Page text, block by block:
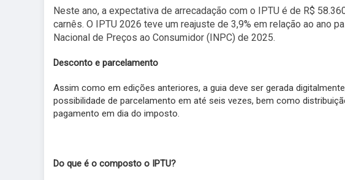
Neste ano, a expectativa de arrecadação com o IPTU é de R$
carnês. O IPTU 2026 teve um reajuste de 3,9% em relação ao ano
Nacional de Preços ao Consumidor (INPC) de 2025.
Desconto e parcelamento
Assim como em edições anteriores, a guia deve ser gerada
possibilidade de parcelamento em até seis vezes, bem como
pagamento em dia do imposto.
Do que é o composto o IPTU?